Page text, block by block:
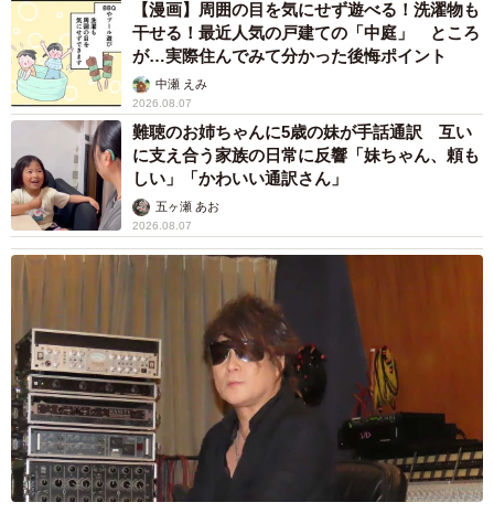
お金をかけすぎる」（20.7%）が最多。「計画性のない使
い方」（16.9％）、「家計に無頓着」（11.2%）、「家計に
厳しすぎる」（7.6%）でした。
【1位 趣味にお金をかけすぎる】
・趣味にお金がかかりすぎてしまい、なかなか支払いが終
わらないリボ払いをしていた（30代女性）
・趣味には際限なくお金を使う（50代以上男性）
【2位 計画性のない使い方】
・計画性の欠如。配偶者が予告なしで大きな支出をした
り、予算をオーバーすることがあったりして、生活費のや
りくりが難しいこともあった（20代女性）
・貯金をする意味がわからないと言って、給与を全額使っ
てしまう。そのため子どもの幼稚園の入学金などは、私の
独身時代の貯金から払った（50代以上女性）
【漫画】周囲の目を気にせず遊べる！洗濯物も
干せる！最近人気の戸建ての「中庭」 ところ
が…実際住んでみて分かった後悔ポイント
中瀬 えみ
2026.08.07
難聴のお姉ちゃんに5歳の妹が手話通訳 互い
に支え合う家族の日常に反響「妹ちゃん、頼も
しい」「かわいい通訳さん」
五ヶ瀬 あお
2026.08.07